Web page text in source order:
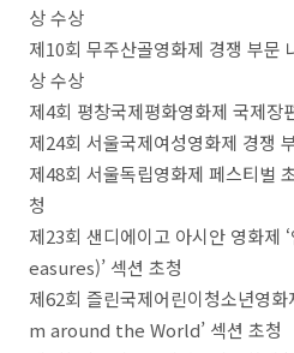
상 수상
제10회 무주산골영화제 경쟁 부문
상 수상
제4회 평창국제평화영화제 국제장
제24회 서울국제여성영화제 경쟁
제48회 서울독립영화제 페스티벌
청
제23회 샌디에이고 아시안 영화
easures)’ 섹션 초청
제62회 즐린국제어린이청소년영
m around the World’ 섹션 초청